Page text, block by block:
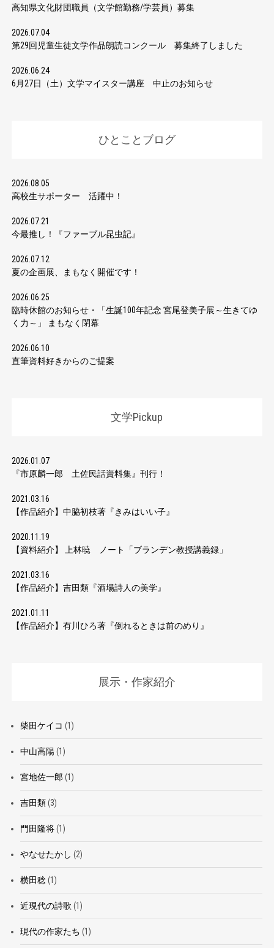
高知県文化財団職員（文学館勤務/学芸員）募集
2026.07.04
第29回児童生徒文学作品朗読コンクール 募集終了しました
2026.06.24
6月27日（土）文学マイスター講座 中止のお知らせ
ひとことブログ
2026.08.05
高校生サポーター 活躍中！
2026.07.21
今最推し！『ファーブル昆虫記』
2026.07.12
夏の企画展、まもなく開催です！
2026.06.25
臨時休館のお知らせ・「生誕100年記念 宮尾登美子展～生きてゆ
く力～」 まもなく閉幕
2026.06.10
直筆資料好きからのご提案
文学Pickup
2026.01.07
『市原麟一郎 土佐民話資料集』刊行！
2021.03.16
【作品紹介】中脇初枝著『きみはいい子』
2020.11.19
【資料紹介】 上林暁 ノート「ブランデン教授講義録」
2021.03.16
【作品紹介】吉田類『酒場詩人の美学』
2021.01.11
【作品紹介】有川ひろ著『倒れるときは前のめり』
展示・作家紹介
柴田ケイコ (1)
中山高陽(1)
宮地佐一郎 (1)
吉田類(3)
門田隆将(1)
やなせたかし (2)
横田稔(1)
近現代の詩歌 (1)
現代の作家たち (1)